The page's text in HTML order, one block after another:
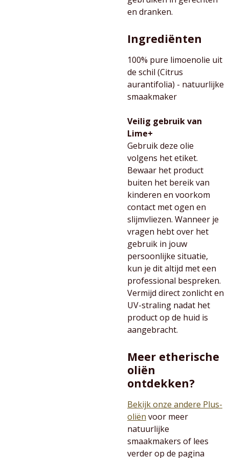
en dranken.
Ingrediënten
100% pure limoenolie uit
de schil (Citrus
aurantifolia) - natuurlijke
smaakmaker
Veilig gebruik van
Lime+
Gebruik deze olie
volgens het etiket.
Bewaar het product
buiten het bereik van
kinderen en voorkom
contact met ogen en
slijmvliezen. Wanneer je
vragen hebt over het
gebruik in jouw
persoonlijke situatie,
kun je dit altijd met een
professional bespreken.
Vermijd direct zonlicht en
UV-straling nadat het
product op de huid is
aangebracht.
Meer etherische
oliën
ontdekken?
Bekijk onze andere Plus-
oliën voor meer
natuurlijke
smaakmakers of lees
verder op de pagina